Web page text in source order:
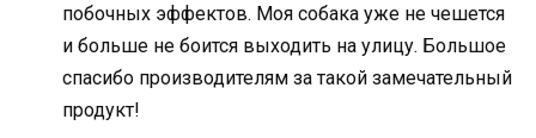
побочных эффектов. Моя собака уже не чешется
и больше не боится выходить на улицу. Большое
спасибо производителям за такой замечательный
продукт!